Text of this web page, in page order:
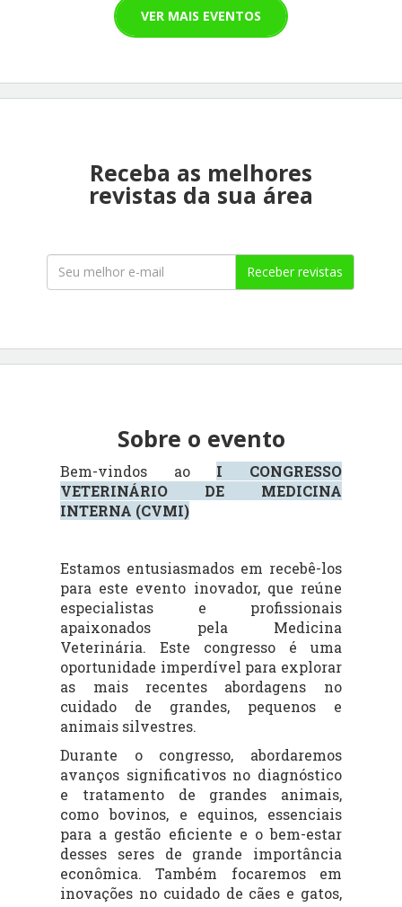
VER MAIS EVENTOS
Receba as melhores
revistas da sua área
Receber revistas
Sobre o evento
Bem-vindos ao I CONGRESSO
VETERINÁRIO DE MEDICINA
INTERNA (CVMI)
Estamos entusiasmados em recebê-los
para este evento inovador, que reúne
especialistas e profissionais
apaixonados pela Medicina
Veterinária. Este congresso é uma
oportunidade imperdível para explorar
as mais recentes abordagens no
cuidado de grandes, pequenos e
animais silvestres.
Durante o congresso, abordaremos
avanços significativos no diagnóstico
e tratamento de grandes animais,
como bovinos, e equinos, essenciais
para a gestão eficiente e o bem-estar
desses seres de grande importância
econômica. Também focaremos em
inovações no cuidado de cães e gatos,